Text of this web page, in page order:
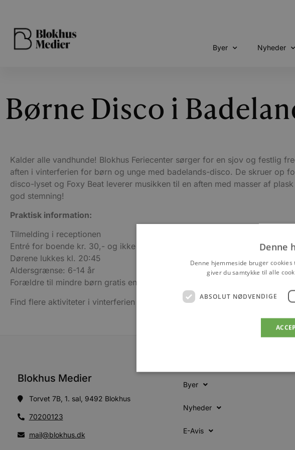
Byer Nyheder
Børne Disco i
Kalder alle vandhunde! Blokhus Feriecenter sørger for en sjov og festlig
aften i vinterferien for børn og unge med badelands-disco. De skruer op
disco-lyset og Foxy Beat leverer musikken til en aften med masser af
god stemning!
Praktisk information:
Tilmelding i receptionen
Entré for boende kr. 30,- og ikke boende kr. 60,-
Dørene lukkes kl. 20:45
Aldersgrænse: 6-14 år
Forældre til mindre børn gratis entré
Find flere aktiviteter i vinterferien i programmetBlokhus Vinterfestival
Blokhus Medier
Torvet 7B, 1. sal, 9492 Blokhus
70200123
mail@blokhus.dk
Byer
Nyheder
E-Avis
Denne
Denne hjemmeside bruger
giver du samtykke til alle
ABSOLUT NØDVENDIGE
Absolut nødvendige cookies muliggør